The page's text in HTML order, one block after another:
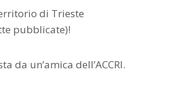
di Trieste
pubblicate)!
da un’amica dell’ACCRI.